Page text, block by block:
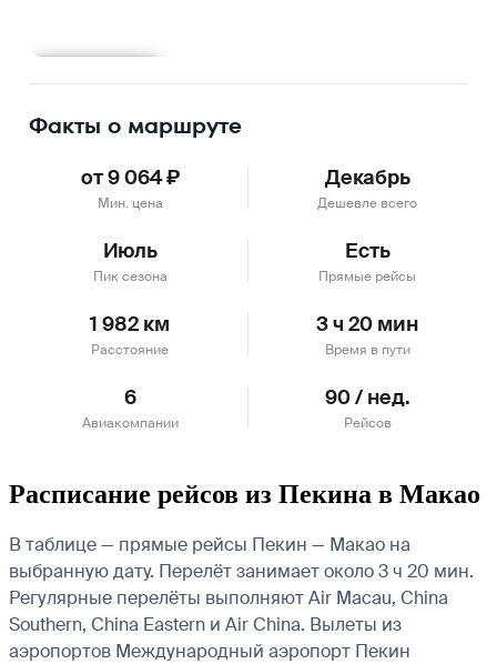
Факты о маршруте
от 9 064 ₽
Мин. цена
Декабрь
Дешевле всего
Июль
Пик сезона
Есть
Прямые рейсы
1 982 км
Расстояние
3 ч 20 мин
Время в пути
6
Авиакомпании
90 / нед.
Рейсов
Расписание рейсов из Пекина в Макао
В таблице — прямые рейсы Пекин — Макао на
выбранную дату. Перелёт занимает около 3 ч 20 мин.
Регулярные перелёты выполняют Air Macau, China
Southern, China Eastern и Air China. Вылеты из
аэропортов Международный аэропорт Пекин